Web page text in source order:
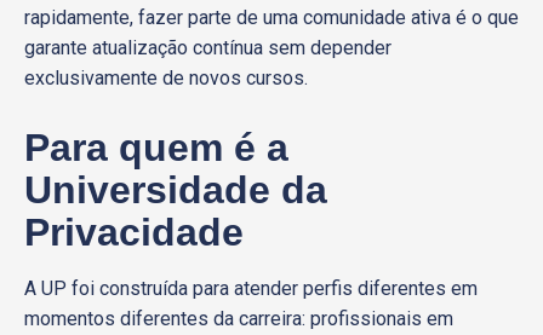
rapidamente, fazer parte de uma comunidade ativa é o que
garante atualização contínua sem depender
exclusivamente de novos cursos.
Para quem é a
Universidade da
Privacidade
A UP foi construída para atender perfis diferentes em
momentos diferentes da carreira: profissionais em